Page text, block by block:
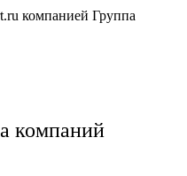
компанией Группа
компаний